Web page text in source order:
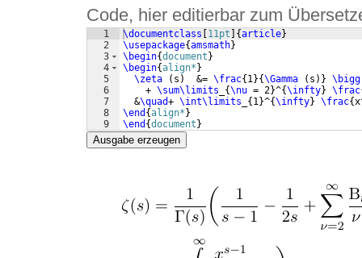
Code, hier editierbar zum
1
2
3
4
5
6
7
8
9
\documentclass 11pt {article}
\usepackage{amsmath}
\begin{document }
\begin{align* }
\zeta
( s )
  &=
\frac{ 1}{\Gamma ( s )} \bigg
    +
\sum\limits {\nu = 2}^{\infty} \frac
  &
\quad+ \int\limits { 1}^{\infty} \frac{
\end {align* }
\end {document }
Ausgabe erzeugen